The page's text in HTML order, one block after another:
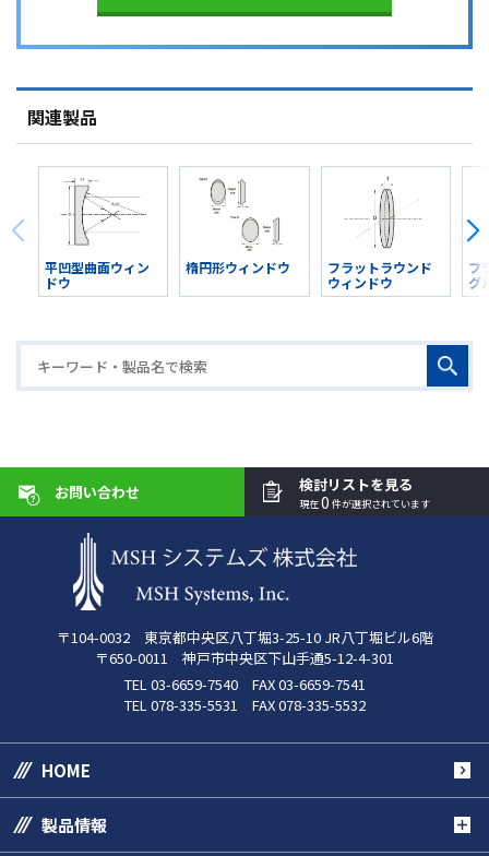
関連製品
平凹型曲面ウィン
ドウ
楕円形ウィンドウ
フラットラウンド
ウィンドウ
フ
グ
お問い合わせ 検討リストを見る
現在0 件が選択されています
〒104-0032 東京都中央区八丁堀3-25-10 JR八丁堀ビル6階
〒650-0011 神戸市中央区下山手通5-12-4-301
TEL 03-6659-7540 FAX 03-6659-7541
TEL 078-335-5531 FAX 078-335-5532
HOME
製品情報